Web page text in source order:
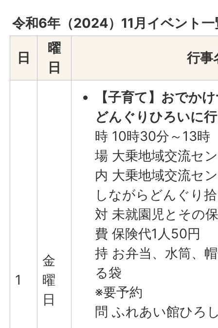
令和6年（2024）11月イベント一
日
曜
日
行事
1
金
曜
日
【子育て】おでか
どんぐりひろいに
時 10時30分～13時
場 大乗地域交流セ
内 大乗地域交流セ
しながらどんぐり
対 未就園児とその
費 保険代1人50円
持 お弁当、水筒、
る袋
※要予約
問 ふれあい館ひろ